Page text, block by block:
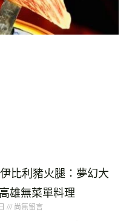
比利豬火腿：夢幻大
雄無菜單料理
尚無留言